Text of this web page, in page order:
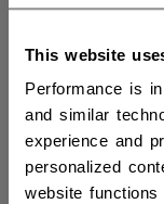
This website
Performance is
and similar
experience and
personalized
website
LINER FEATURES